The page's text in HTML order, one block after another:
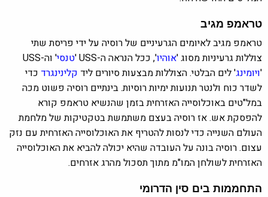
טראמפ מגיב
טראמפ מגיב לאיומים הגרעיניים של רוסיה על ידי פריסת שתי
צוללות גרעיניות מסוג 'אוהיו', ככל הנראה ה-USS ' טנסי
' וה-USS
ויומינג' לים הבלטי. הצוללות מבצעות סיורים לידקלינינגרדכדי
לשדר כוח ולנטר תנועות ימיות רוסיות. בינתיים רוסיה פשוט מכה
במל"טים באוכלוסייה האזרחית בזמן שהנשיא טראמפ קורא
להפסקת אש. אז רוסיה בעצם משתמשת בטקטיקות של מלחמת
העולם השנייה כדי לנסות להטריף את האוכלוסייה האזרחית עם נזק
עצום. רוסיה בונה על העובדה שהיא יכולה להביא את האוכלוסייה
האזרחית לשולחן המו"מ מתוך תסכול מהרג אזרחים.
התחממות בים סין הדרומי